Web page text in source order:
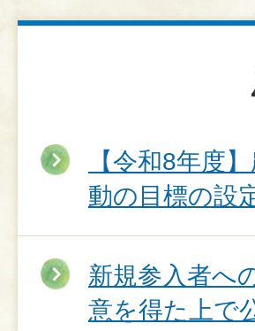
【令和8年度
動の目標の設
新規参入者へ
意を得た上で